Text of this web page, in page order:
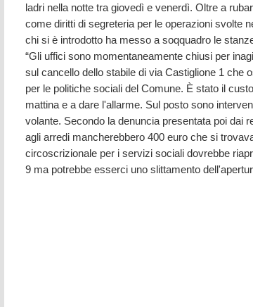
ladri nella notte tra giovedì e venerdì. Oltre a
come diritti di segreteria per le operazioni svolte
chi si è introdotto ha messo a soqquadro le
“Gli uffici sono momentaneamente chiusi per
sul cancello dello stabile di via Castiglione 1 che
per le politiche sociali del Comune. È stato il
mattina e a dare l'allarme. Sul posto sono
volante. Secondo la denuncia presentata poi dai
agli arredi mancherebbero 400 euro che si
circoscrizionale per i servizi sociali dovrebbe
9 ma potrebbe esserci uno slittamento